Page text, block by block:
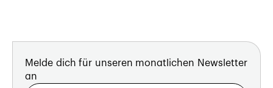
Melde dich für unseren monatlichen Newsletter
an